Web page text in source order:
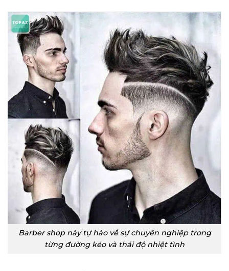
Barber shop này tự hào về sự chuyên nghiệp trong
từng đường kéo và thái độ nhiệt tình